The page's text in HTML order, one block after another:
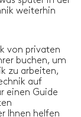
weiterhin
von privaten
buchen, um
zu arbeiten,
auf
einen Guide
Ihnen helfen